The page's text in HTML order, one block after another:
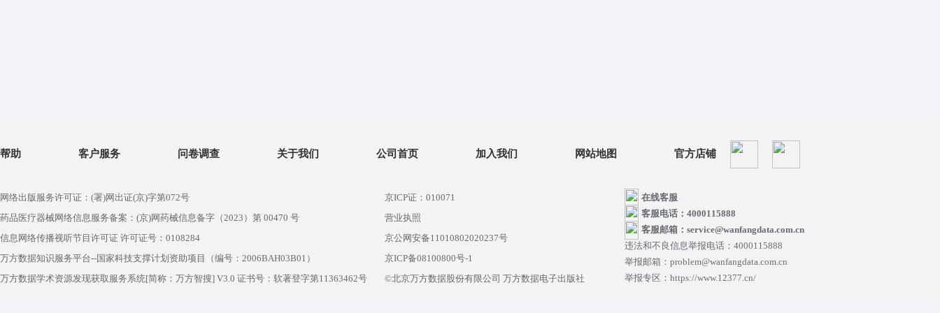
帮助 客户服务 问卷调查 关于我们 公司首页 加入我们 网站地图 官方店铺
网络出版服务许可证：(署)网出证(京)字第072号
药品医疗器械网络信息服务备案：(京)网药械信息备字（2023）第 00470 号
信息网络传播视听节目许可证 许可证号：0108284
万方数据知识服务平台--国家科技支撑计划资助项目（编号：2006BAH03B01）
万方数据学术资源发现获取服务系统[简称：万方智搜] V3.0 证书号：软著登字第11363462号
京ICP证：010071
营业执照
京公网安备11010802020237号
京ICP备08100800号-1
©北京万方数据股份有限公司 万方数据电子出版社
在线客服
客服电话：4000115888
客服邮箱：service@wanfangdata.com.cn
违法和不良信息举报电话：4000115888
举报邮箱：problem@wanfangdata.com.cn
举报专区：https://www.12377.cn/